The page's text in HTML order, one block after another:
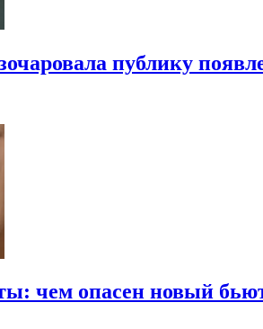
публику
чем опасен новый